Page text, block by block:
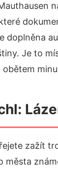
doplněna
Je to
zažít
města